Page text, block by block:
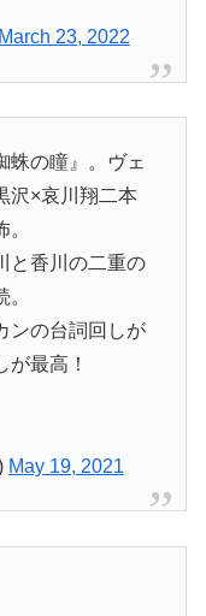
March 23, 2022
蛛の瞳』。ヴェ
沢×哀川翔二本
と香川の二重の
ンの台詞回しが
最高！
May 19, 2021